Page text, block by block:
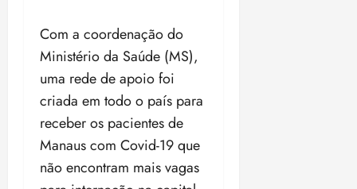
Com a coordenação do
Ministério da Saúde (MS),
uma rede de apoio foi
criada em todo o país para
receber os pacientes de
Manaus com Covid-19 que
não encontram mais vagas